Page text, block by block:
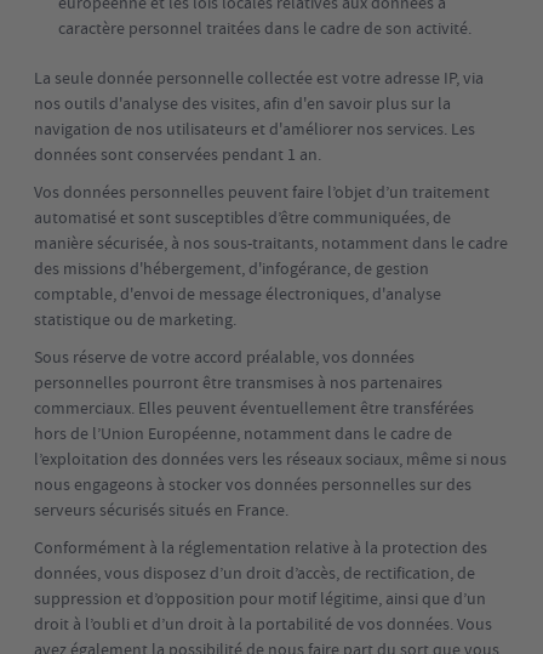
caractère personnel traitées dans le cadre de son activité.
La seule donnée personnelle collectée est votre adresse IP, via
nos outils d'analyse des visites, afin d'en savoir plus sur la
navigation de nos utilisateurs et d'améliorer nos services. Les
données sont conservées pendant 1 an.
Vos données personnelles peuvent faire l’objet d’un traitement
automatisé et sont susceptibles d’être communiquées, de
manière sécurisée, à nos sous-traitants, notamment dans le cadre
des missions d'hébergement, d'infogérance, de gestion
comptable, d'envoi de message électroniques, d'analyse
statistique ou de marketing.
Sous réserve de votre accord préalable, vos données
personnelles pourront être transmises à nos partenaires
commerciaux. Elles peuvent éventuellement être transférées
hors de l’Union Européenne, notamment dans le cadre de
l’exploitation des données vers les réseaux sociaux, même si nous
nous engageons à stocker vos données personnelles sur des
serveurs sécurisés situés en France.
Conformément à la réglementation relative à la protection des
données, vous disposez d’un droit d’accès, de rectification, de
suppression et d’opposition pour motif légitime, ainsi que d’un
droit à l’oubli et d’un droit à la portabilité de vos données. Vous
avez également la possibilité de nous faire part du sort que vous